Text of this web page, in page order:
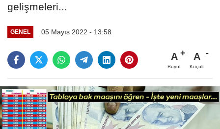
gelişmeleri...
GENEL 05 Mayıs 2022 - 13:58
A
Büyüt
A
Küçült